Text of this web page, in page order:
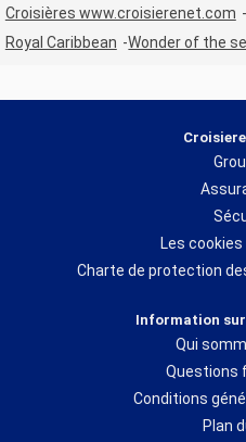
Croisières www.croisierenet.com
Royal Caribbean
Wonder of the
Les cookies
Charte de protection
Information
Qui
Questions
Conditions
Plan